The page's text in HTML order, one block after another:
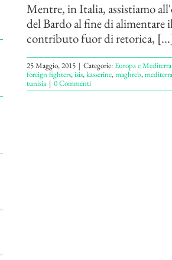
Mentre, in Italia, assistiamo
del Bardo al fine di
contributo fuor di retorica,
25 Maggio, 2015 | Categorie:Europa e
foreign fighters,isis,kasserine,maghreb,
tunisia | 0 Commenti